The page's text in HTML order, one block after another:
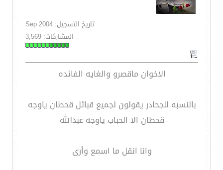
تاريخ التسجيل: Sep 2004
المشاركات: 3,569
الاخوان ماقصرو والغايه الفائده
بالنسبه للجحادر يقولون لجميع قبائل قحطان ياوجه
قحطان الا الحباب ياوجه عبدالله
وانا انقل ما اسمع وأرى